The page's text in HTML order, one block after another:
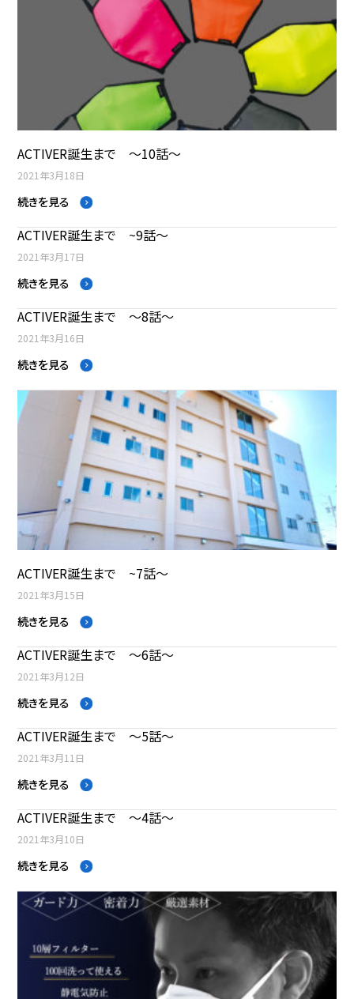
ACTIVER誕生まで ～10話～
2021年3月18日
続きを見る
ACTIVER誕生まで ~9話～
2021年3月17日
続きを見る
ACTIVER誕生まで ～8話～
2021年3月16日
続きを見る
ACTIVER誕生まで ~7話～
2021年3月15日
続きを見る
ACTIVER誕生まで ～6話～
2021年3月12日
続きを見る
ACTIVER誕生まで ～5話～
2021年3月11日
続きを見る
ACTIVER誕生まで ～4話～
2021年3月10日
続きを見る